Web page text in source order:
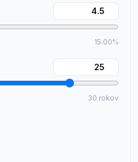
15.00%
30 rokov